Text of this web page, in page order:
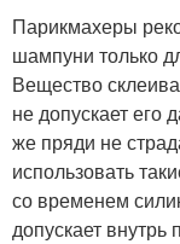
Парикмахеры
шампуни только
Вещество
не допускает его
же пряди не
использовать
со временем
допускает